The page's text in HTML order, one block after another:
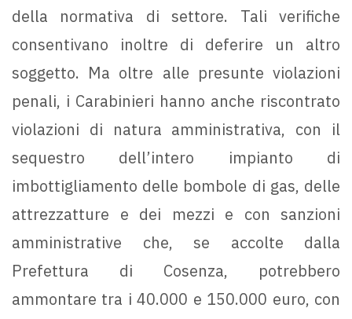
della normativa di settore. Tali verifiche
consentivano inoltre di deferire un altro
soggetto. Ma oltre alle presunte violazioni
penali, i Carabinieri hanno anche riscontrato
violazioni di natura amministrativa, con il
sequestro dell’intero impianto di
imbottigliamento delle bombole di gas, delle
attrezzatture e dei mezzi e con sanzioni
amministrative che, se accolte dalla
Prefettura di Cosenza, potrebbero
ammontare tra i 40.000 e 150.000 euro, con